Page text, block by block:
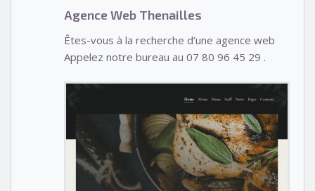
Agence Web Thenailles
Êtes-vous à la recherche d’une agence web
Appelez notre bureau au 07 80 96 45 29 .